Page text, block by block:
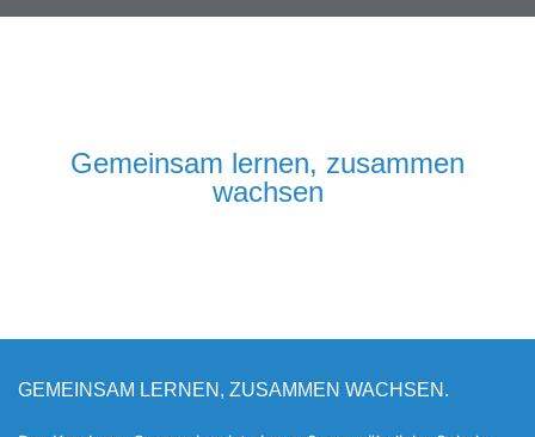
Gemeinsam lernen, zusammen
wachsen
GEMEINSAM LERNEN, ZUSAMMEN WACHSEN.